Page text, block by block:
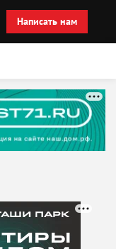
Написать нам